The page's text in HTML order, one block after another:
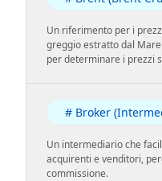
Un riferimento per i
greggio estratto dal
per determinare i prezzi
# Broker
Un intermediario che
acquirenti e venditori,
commissione.